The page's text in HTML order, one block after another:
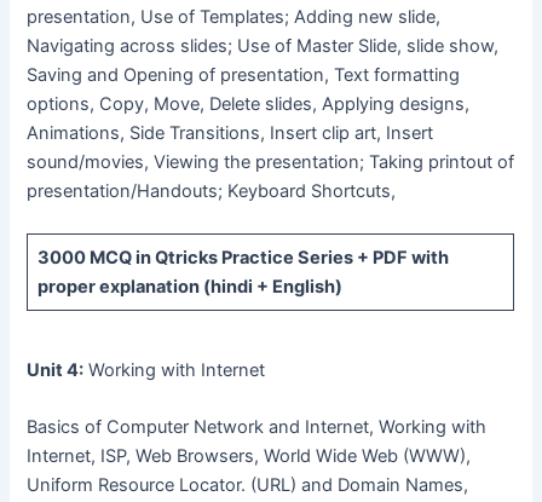
presentation, Use of Templates; Adding new slide,
Navigating across slides; Use of Master Slide, slide show,
Saving and Opening of presentation, Text formatting
options, Copy, Move, Delete slides, Applying designs,
Animations, Side Transitions, Insert clip art, Insert
sound/movies, Viewing the presentation; Taking printout of
presentation/Handouts; Keyboard Shortcuts,
3000 MCQin Qtricks Practice Series + PDF with
proper explanation (hindi + English)
Unit 4: Working with Internet
Basics of Computer Network and Internet, Working with
Internet, ISP, Web Browsers, World Wide Web (WWW),
Uniform Resource Locator. (URL) and Domain Names,